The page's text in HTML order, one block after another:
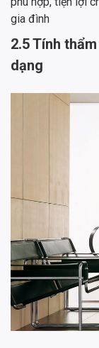
gia đình
2.5 Tính
dạng